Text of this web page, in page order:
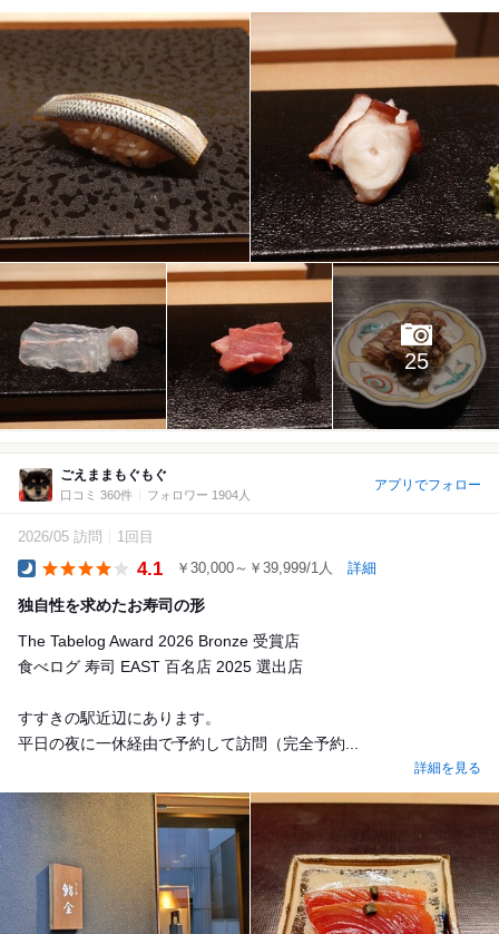
25
ごえままもぐもぐ
口コミ 360件 フォロワー 1904人
アプリでフォロー
2026/05 訪問 1回目
4.1 ￥30,000～￥39,999/1人 詳細
独自性を求めたお寿司の形
The Tabelog Award 2026 Bronze 受賞店
食べログ 寿司 EAST 百名店 2025 選出店
すすきの駅近辺にあります。
平日の夜に一休経由で予約して訪問（完全予約...
詳細を見る